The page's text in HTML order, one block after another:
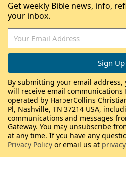
Get weekly Bible news, info,
your inbox.
By submitting your email
will receive email communications
operated by HarperCollins
Pl, Nashville, TN 37214 USA,
communications and messages
Gateway. You may unsubscribe
at any time. If you have any
Privacy Policy or email us at